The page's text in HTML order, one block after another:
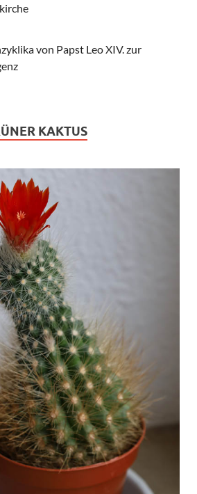
von Papst Leo XIV. zur
KAKTUS